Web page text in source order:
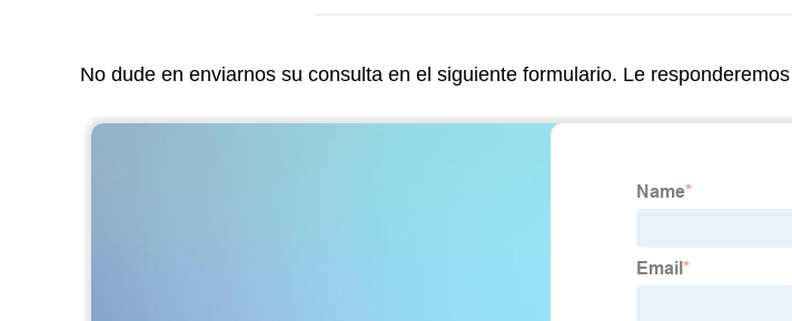
No dude en enviarnos su consulta en el siguiente formulario. Le